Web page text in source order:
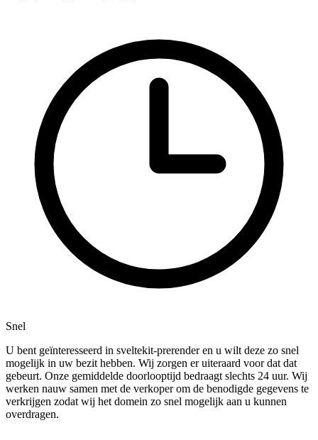
Snel
U bent geïnteresseerd in sveltekit-prerender en u wilt deze zo snel
mogelijk in uw bezit hebben. Wij zorgen er uiteraard voor dat dat
gebeurt. Onze gemiddelde doorlooptijd bedraagt slechts 24 uur. Wij
werken nauw samen met de verkoper om de benodigde gegevens te
verkrijgen zodat wij het domein zo snel mogelijk aan u kunnen
overdragen.